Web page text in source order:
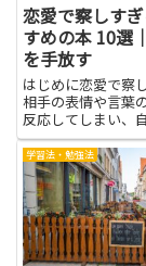
恋愛で察しす
すめの本 10選
を手放す
はじめに恋愛で察
相手の表情や言葉
反応してしまい、
揺れやすくなりま
に本を手に取ると
るのかを理解する
の扱い方、相手と
が学べます。本は
や...
学習法・勉強法